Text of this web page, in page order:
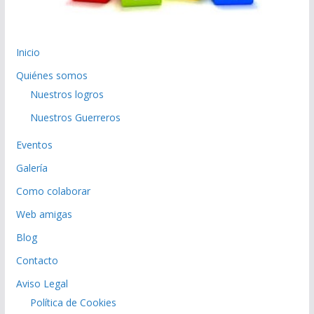
Inicio
Quiénes somos
Nuestros logros
Nuestros Guerreros
Eventos
Galería
Como colaborar
Web amigas
Blog
Contacto
Aviso Legal
Política de Cookies